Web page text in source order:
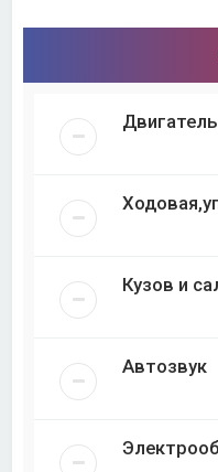
Кузов и
Автозвук